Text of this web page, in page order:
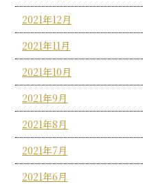
2021年12月
2021年11月
2021年10月
2021年9月
2021年8月
2021年7月
2021年6月